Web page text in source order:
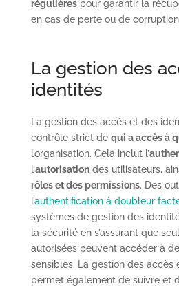
régulièrespour garantir la
en cas de perte ou de
La gestion des
identités
La gestion des accès et des
contrôle strict de qui a accès à
l’organisation. Cela inclut l’
l’autorisationdes utilisateurs,
rôles et des permissions. Des
l’authentification à doubleur
systèmes de gestion des
la sécurité en s’assurant que
autorisées peuvent accéder à
sensibles. La gestion des accès
permet également de suivre et